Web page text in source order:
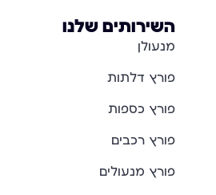
השירותים שלנו
מנעולן
פורץ דלתות
פורץ כספות
פורץ רכבים
פורץ מנעולים